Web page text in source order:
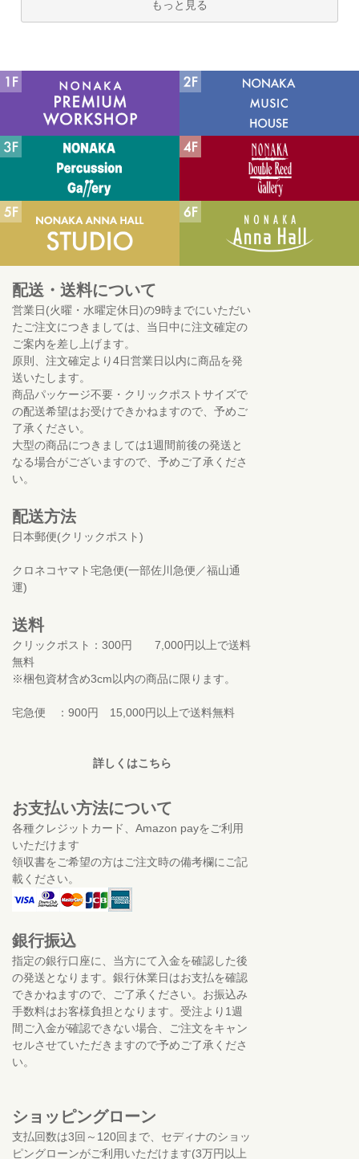
もっと見る
配送・送料について
営業日(火曜・水曜定休日)の9時までにいただい
たご注文につきましては、当日中に注文確定の
ご案内を差し上げます。
原則、注文確定より4日営業日以内に商品を発
送いたします。
商品パッケージ不要・クリックポストサイズで
の配送希望はお受けできかねますので、予めご
了承ください。
大型の商品につきましては1週間前後の発送と
なる場合がございますので、予めご了承くださ
い。
配送方法
日本郵便(クリックポスト)
クロネコヤマト宅急便(一部佐川急便／福山通
運)
送料
クリックポスト：300円 7,000円以上で送料
無料
※梱包資材含め3cm以内の商品に限ります。
宅急便 ：900円 15,000円以上で送料無料
詳しくはこちら
お支払い方法について
各種クレジットカード、Amazon payをご利用
いただけます
領収書をご希望の方はご注文時の備考欄にご記
載ください。
銀行振込
指定の銀行口座に、当方にて入金を確認した後
の発送となります。銀行休業日はお支払を確認
できかねますので、ご了承ください。お振込み
手数料はお客様負担となります。受注より1週
間ご入金が確認できない場合、ご注文をキャン
セルさせていただきますので予めご了承くださ
い。
ショッピングローン
支払回数は3回～120回まで、セディナのショッ
ピングローンがご利用いただけます(3万円以上